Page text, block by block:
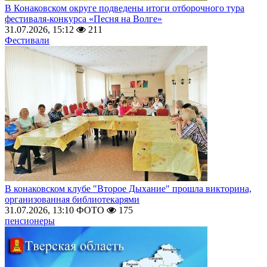
В Конаковском округе подведены итоги отборочного тура
фестиваля-конкурса «Песня на Волге»
31.07.2026, 15:12
211
Фестивали
В конаковском клубе "Второе Дыхание" прошла викторина,
организованная библиотекарями
31.07.2026, 13:10 ФОТО
175
пенсионеры